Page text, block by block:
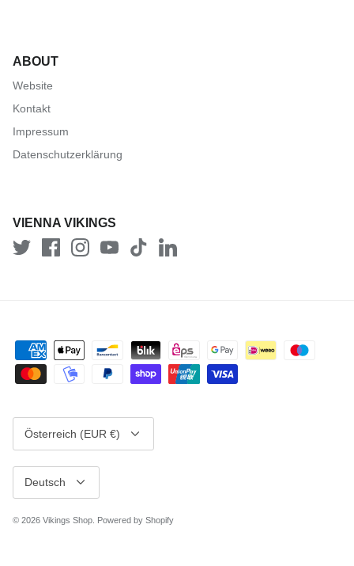
ABOUT
Website
Kontakt
Impressum
Datenschutzerklärung
VIENNA VIKINGS
Österreich (EUR €)
Sprache
Deutsch
© 2026 Vikings Shop Powered by Shopify